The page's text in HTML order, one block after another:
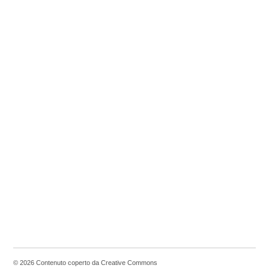
© 2026 Contenuto coperto da Creative Commons